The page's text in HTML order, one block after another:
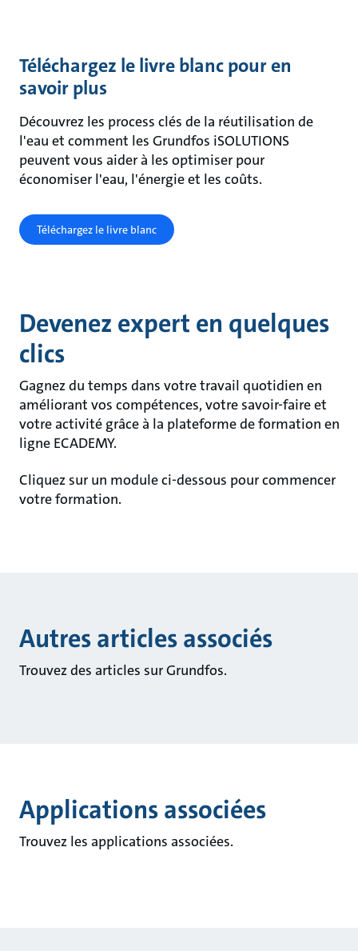
Téléchargez le livre blanc pour en
savoir plus
Découvrez les process clés de la réutilisation de
l'eau et comment les Grundfos iSOLUTIONS
peuvent vous aider à les optimiser pour
économiser l'eau, l'énergie et les coûts.
Téléchargez le livre blanc
Devenez expert en quelques
clics
Gagnez du temps dans votre travail quotidien en
améliorant vos compétences, votre savoir-faire et
votre activité grâce à la plateforme de formation en
ligne ECADEMY.
Cliquez sur un module ci-dessous pour commencer
votre formation.
Autres articles associés
Trouvez des articles sur Grundfos.
Applications associées
Trouvez les applications associées.